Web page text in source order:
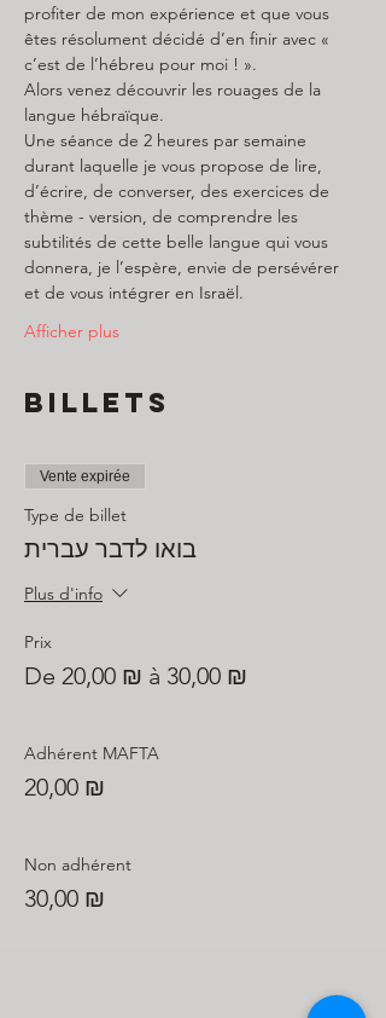
profiter de mon expérience et que vous
êtes résolument décidé d’en finir avec «
c’est de l’hébreu pour moi ! ».
Alors venez découvrir les rouages de la
langue hébraïque.
Une séance de 2 heures par semaine
durant laquelle je vous propose de lire,
d’écrire, de converser, des exercices de
thème - version, de comprendre les
subtilités de cette belle langue qui vous
donnera, je l’espère, envie de persévérer
et de vous intégrer en Israël.
Afficher plus
Billets
Vente expirée
Type de billet
בואו לדבר עברית
Plus d'info
Prix
De 20,00 ₪ à 30,00 ₪
Adhérent MAFTA
20,00 ₪
Non adhérent
30,00 ₪